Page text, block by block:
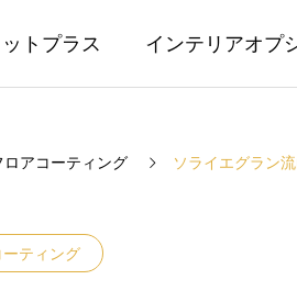
トプラス インテリアオプ
ロアコーティング ソライエグラン
ティング